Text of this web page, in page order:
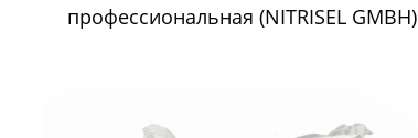
профессиональная (NITRISEL GMBH)